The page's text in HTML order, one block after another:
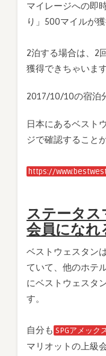
マイレージへの即
り」500マイルが獲
2泊する場合は、2
獲得できちゃいま
2017/10/10の宿泊
日本にあるベスト
ジで確認すること
https://
ステータ
会員になれ
ベストウェスタン
ていて、他のホテ
にベストウェスタ
す。
自分も SPGアメック
マリオットの上級